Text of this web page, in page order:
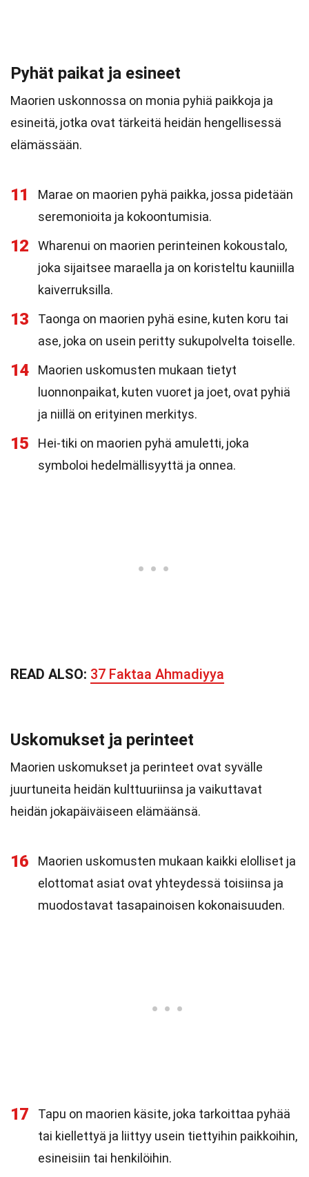
Pyhät paikat ja esineet
Maorien uskonnossa on monia pyhiä paikkoja ja
esineitä, jotka ovat tärkeitä heidän hengellisessä
elämässään.
11
Marae on maorien pyhä paikka, jossa pidetään
seremonioita ja kokoontumisia.
12
Wharenui on maorien perinteinen kokoustalo,
joka sijaitsee maraella ja on koristeltu kauniilla
kaiverruksilla.
13
Taonga on maorien pyhä esine, kuten koru tai
ase, joka on usein peritty sukupolvelta toiselle.
14
Maorien uskomusten mukaan tietyt
luonnonpaikat, kuten vuoret ja joet, ovat pyhiä
ja niillä on erityinen merkitys.
15
Hei-tiki on maorien pyhä amuletti, joka
symboloi hedelmällisyyttä ja onnea.
READ ALSO: 37 Faktaa Ahmadiyya
Uskomukset ja perinteet
Maorien uskomukset ja perinteet ovat syvälle
juurtuneita heidän kulttuuriinsa ja vaikuttavat
heidän jokapäiväiseen elämäänsä.
16
Maorien uskomusten mukaan kaikki elolliset ja
elottomat asiat ovat yhteydessä toisiinsa ja
muodostavat tasapainoisen kokonaisuuden.
17
Tapu on maorien käsite, joka tarkoittaa pyhää
tai kiellettyä ja liittyy usein tiettyihin paikkoihin,
esineisiin tai henkilöihin.